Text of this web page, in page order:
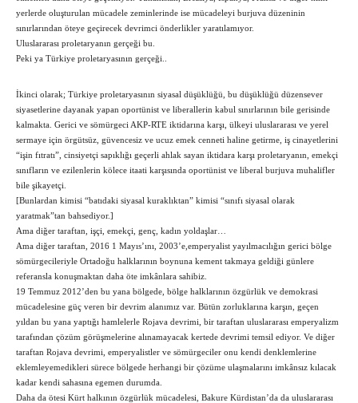
yerlerde oluşturulan mücadele zeminlerinde ise mücadeleyi burjuva düzeninin
sınırlarından öteye geçirecek devrimci önderlikler yaratılamıyor.
Uluslararası proletaryanın gerçeği bu.
Peki ya Türkiye proletaryasının gerçeği..
İkinci olarak; Türkiye proletaryasının siyasal düşüklüğü, bu düşüklüğü düzensever
siyasetlerine dayanak yapan oportünist ve liberallerin kabul sınırlarının bile gerisinde
kalmakta. Gerici ve sömürgeci AKP-RTE iktidarına karşı, ülkeyi uluslararası ve yerel
sermaye için örgütsüz, güvencesiz ve ucuz emek cenneti haline getirme, iş cinayetlerini
“işin fıtratı”, cinsiyetçi sapıklığı geçerli ahlak sayan iktidara karşı proletaryanın, emekçi
sınıfların ve ezilenlerin kölece itaati karşısında oportünist ve liberal burjuva muhalifler
bile şikayetçi.
[Bunlardan kimisi “batıdaki siyasal kuraklıktan” kimisi “sınıfı siyasal olarak
yaratmak”tan bahsediyor.]
Ama diğer taraftan, işçi, emekçi, genç, kadın yoldaşlar…
Ama diğer taraftan, 2016 1 Mayıs’ını, 2003’e,emperyalist yayılmacılığın gerici bölge
sömürgecileriyle Ortadoğu halklarının boynuna kement takmaya geldiği günlere
referansla konuşmaktan daha öte imkânlara sahibiz.
19 Temmuz 2012’den bu yana bölgede, bölge halklarının özgürlük ve demokrasi
mücadelesine güç veren bir devrim alanımız var. Bütün zorluklarına karşın, geçen
yıldan bu yana yaptığı hamlelerle Rojava devrimi, bir taraftan uluslararası emperyalizm
tarafından çözüm görüşmelerine alınamayacak kertede devrimi temsil ediyor. Ve diğer
taraftan Rojava devrimi, emperyalistler ve sömürgeciler onu kendi denklemlerine
eklemleyemedikleri sürece bölgede herhangi bir çözüme ulaşmalarını imkânsız kılacak
kadar kendi sahasına egemen durumda.
Daha da ötesi Kürt halkının özgürlük mücadelesi, Bakure Kürdistan’da da uluslararası